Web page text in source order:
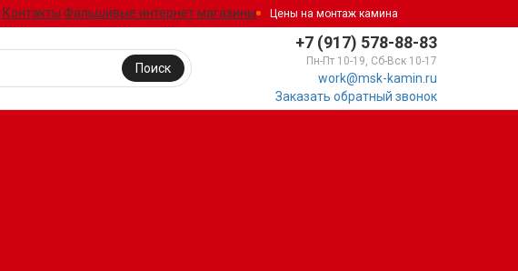
Контакты Фальшивые интернет магазины Цены на монтаж камина
+7 (917) 578-88-83
Пн-Пт 10-19, Сб-Вск 10-17
work@msk-kamin.ru
Заказать обратный звонок
Поиск